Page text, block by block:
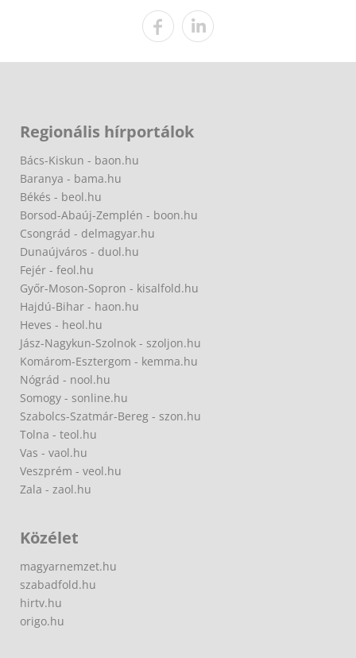
Regionális hírportálok
Bács-Kiskun - baon.hu
Baranya - bama.hu
Békés - beol.hu
Borsod-Abaúj-Zemplén - boon.hu
Csongrád - delmagyar.hu
Dunaújváros - duol.hu
Fejér - feol.hu
Győr-Moson-Sopron - kisalfold.hu
Hajdú-Bihar - haon.hu
Heves - heol.hu
Jász-Nagykun-Szolnok - szoljon.hu
Komárom-Esztergom - kemma.hu
Nógrád - nool.hu
Somogy - sonline.hu
Szabolcs-Szatmár-Bereg - szon.hu
Tolna - teol.hu
Vas - vaol.hu
Veszprém - veol.hu
Zala - zaol.hu
Közélet
magyarnemzet.hu
szabadfold.hu
hirtv.hu
origo.hu